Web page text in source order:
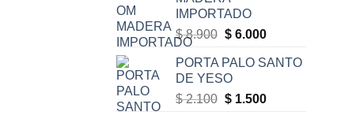
IMPORTADO
$8.900 Original
was:
$ 8.900.
$6.000Current
is:
PORTA PALO SANTO
DE YESO
$2.100 Original
$1.500Current